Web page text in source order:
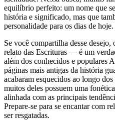
equilíbrio perfeito: um nome que
história e significado, mas que
personalidade para os dias de hoje.
Se você compartilha desse
relato das Escrituras — é um
além dos conhecidos e populares
páginas mais antigas da história
acabaram esquecidos ao longo
muitos deles possuem uma
alinhada com as principais
Prepare-se para se encantar com
ser resgatadas.